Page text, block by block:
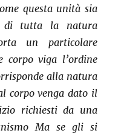
questa unità sia
di tutta la natura
un particolare
corpo viga l’ordine
alla natura
corpo venga dato il
richiesti da una
Ma se gli si